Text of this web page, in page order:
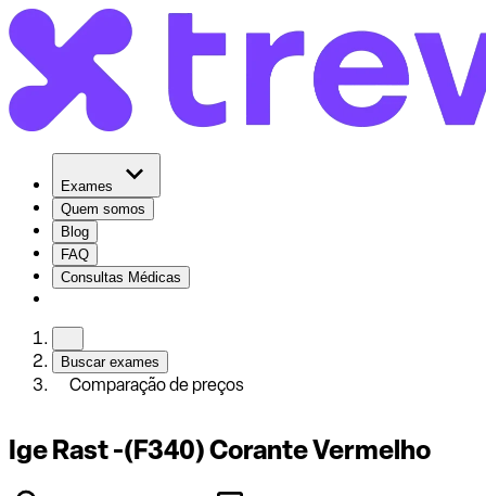
Exames
Quem somos
Blog
FAQ
Consultas Médicas
Buscar exames
Comparação de preços
Ige Rast -(F340) Corante Vermelho